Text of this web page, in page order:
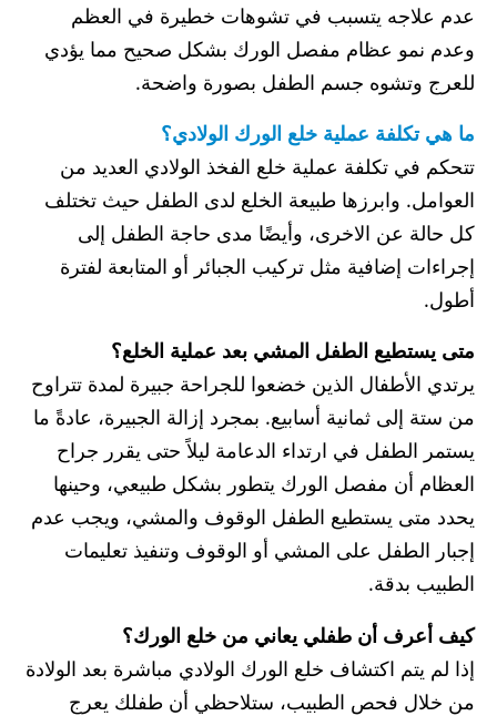
عدم علاجه يتسبب في تشوهات خطيرة في العظم
وعدم نمو عظام مفصل الورك بشكل صحيح مما يؤدي
للعرج وتشوه جسم الطفل بصورة واضحة.
ما هي تكلفة عملية خلع الورك الولادي؟
تتحكم في تكلفة عملية خلع الفخذ الولادي العديد من
العوامل. وابرزها طبيعة الخلع لدى الطفل حيث تختلف
كل حالة عن الاخرى، وأيضًا مدى حاجة الطفل إلى
إجراءات إضافية مثل تركيب الجبائر أو المتابعة لفترة
أطول.
متى يستطيع الطفل المشي بعد عملية الخلع؟
يرتدي الأطفال الذين خضعوا للجراحة جبيرة لمدة تتراوح
من ستة إلى ثمانية أسابيع. بمجرد إزالة الجبيرة، عادةً ما
يستمر الطفل في ارتداء الدعامة ليلاً حتى يقرر جراح
العظام أن مفصل الورك يتطور بشكل طبيعي، وحينها
يحدد متى يستطيع الطفل الوقوف والمشي، ويجب عدم
إجبار الطفل على المشي أو الوقوف وتنفيذ تعليمات
الطبيب بدقة.
كيف أعرف أن طفلي يعاني من خلع الورك؟
إذا لم يتم اكتشاف خلع الورك الولادي مباشرة بعد الولادة
من خلال فحص الطبيب، ستلاحظي أن طفلك يعرج